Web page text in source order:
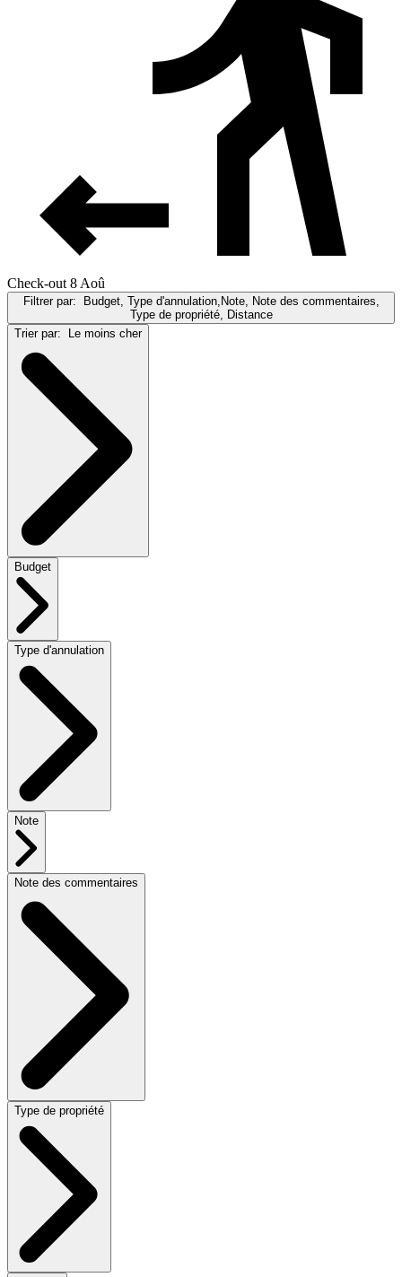
Check-out 8 Aoû
Filtrer par: Budget, Type d'annulation,Note, Note des commentaires,
Type de propriété, Distance
Trier par: Le moins cher
Budget
Type d'annulation
Note
Note des commentaires
Type de propriété